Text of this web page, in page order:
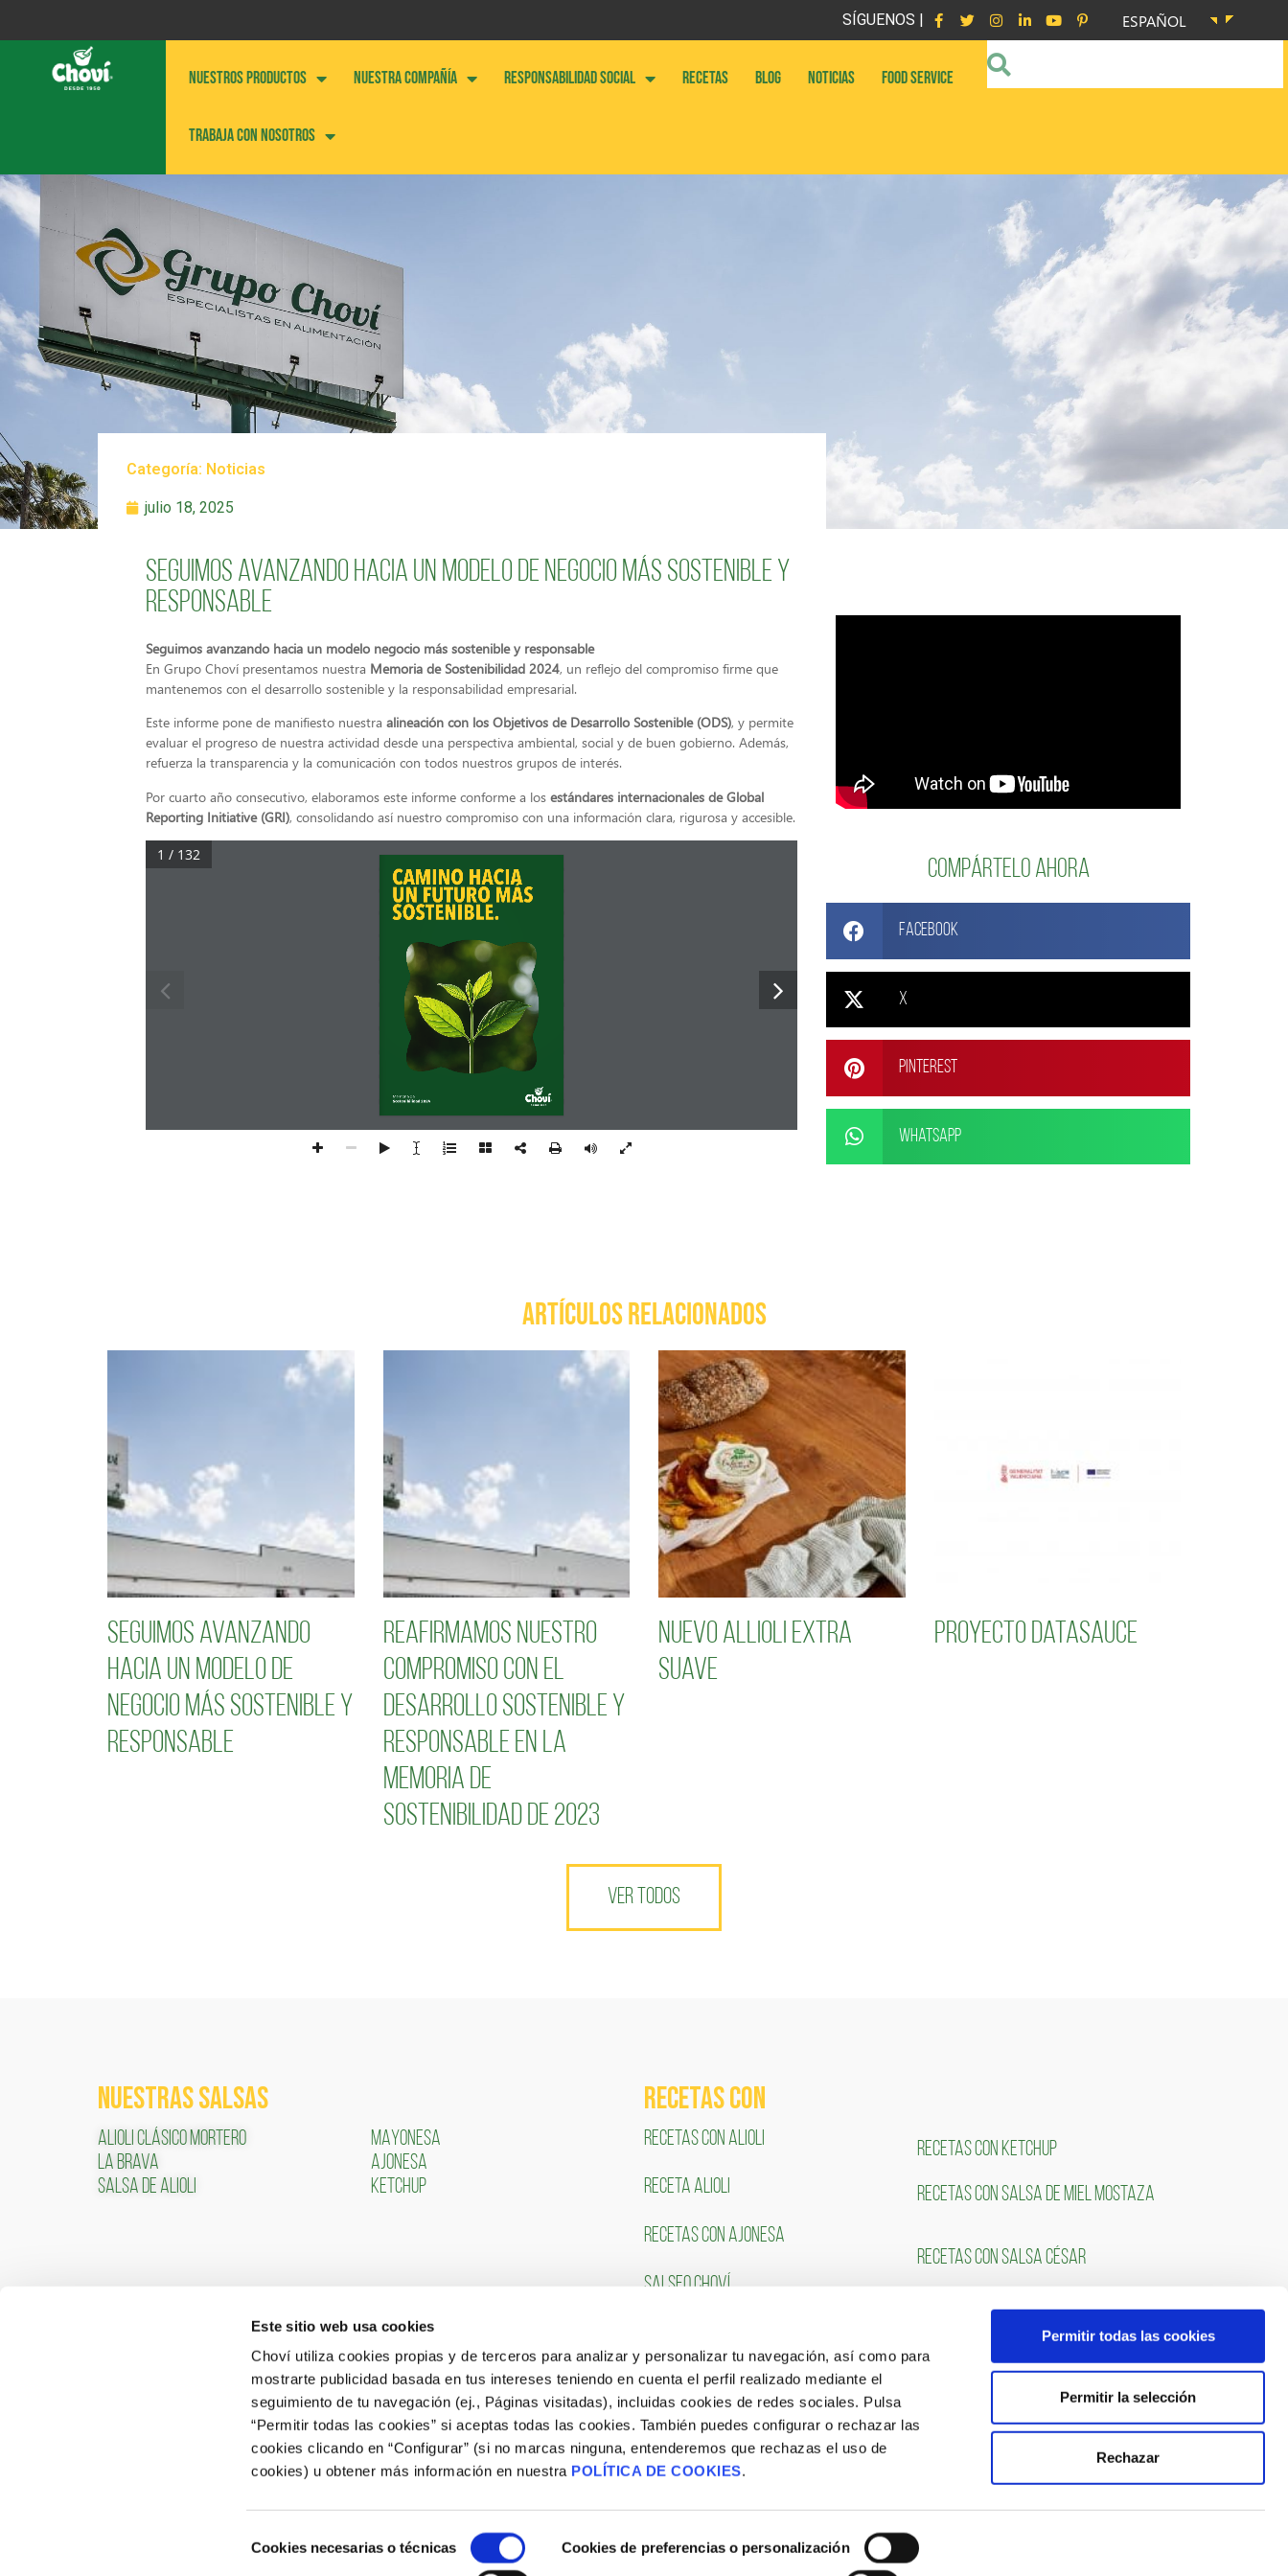
Este sitio web usa cookies
Choví utiliza cookies propias y de terceros para analizar y personalizar tu navegación, así como para
mostrarte publicidad basada en tus intereses teniendo en cuenta el perfil realizado mediante el
seguimiento de tu navegación (ej., Páginas visitadas), incluidas cookies de redes sociales. Pulsa
“Permitir todas las cookies” si aceptas todas las cookies. También puedes configurar o rechazar las
cookies clicando en “Configurar” (si no marcas ninguna, entenderemos que rechazas el uso de
cookies) u obtener más información en nuestra POLÍTICA DE COOKIES.
de
Cookies necesarias o técnicas Cookies de preferencias o personalización
Permitir todas las cookies
Permitir la selección
Rechazar
SÍGUENOS | ESPAÑOL
NUESTROS PRODUCTOS NUESTRA COMPAÑÍA RESPONSABILIDAD SOCIAL RECETAS BLOG NOTICIAS FOOD SERVICE
Trabaja con nosotros
Categoría: Noticias
julio 18, 2025
Seguimos avanzando hacia un modelo de negocio más sostenible y
responsable
Seguimos avanzando hacia un modelo negocio más sostenible y responsable
En Grupo Choví presentamos nuestra Memoria de Sostenibilidad 2024, un reflejo del compromiso firme que
mantenemos con el desarrollo sostenible y la responsabilidad empresarial.
Este informe pone de manifiesto nuestra alineación con los Objetivos de Desarrollo Sostenible (ODS), y permite
evaluar el progreso de nuestra actividad desde una perspectiva ambiental, social y de buen gobierno. Además,
refuerza la transparencia y la comunicación con todos nuestros grupos de interés.
Por cuarto año consecutivo, elaboramos este informe conforme a los estándares internacionales de Global
Reporting Initiative (GRI), consolidando así nuestro compromiso con una información clara, rigurosa y accesible.
CAMINO HACIAUN FUTURO MÁSSOSTENIBLE.
Memoria de
Sostenibilidad 2024
1 / 132
Compártelo ahora
Facebook
X
Pinterest
WhatsApp
ARTÍCULOS RELACIONADOS
Seguimos avanzando
hacia un modelo de
negocio más sostenible y
responsable
Reafirmamos nuestro
compromiso con el
desarrollo sostenible y
responsable en la
Memoria de
Sostenibilidad de 2023
Nuevo Allioli Extra
Suave
Proyecto Datasauce
VER TODOS
NUESTRAS SALSAS
ALIOLI CLÁSICO MORTERO
LA BRAVA
SALSA DE ALIOLI
MAYONESA
AJONESA
KETCHUP
RECETAS COn
RECETAS CON ALIOLI
RECETA ALIOLI
RECETAS CON AJONESA
SALSEO CHOVÍ
RECETAS CON KETCHUP
RECETAS CON SALSA DE MIEL MOSTAZA
RECETAS CON SALSA CÉSAR
Atención al Consumidor: 902 566 522
ÁREA CLIENTES
ACCEDER
TRABAJA CON NOSOTROS
Portal de Empleo
CONSULTA NUESTRAS OFERTAS
SÍGUENOS